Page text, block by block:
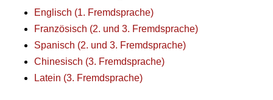
Englisch (1. Fremdsprache)
Französisch (2. und 3. Fremdsprache)
Spanisch (2. und 3. Fremdsprache)
Chinesisch (3. Fremdsprache)
Latein (3. Fremdsprache)